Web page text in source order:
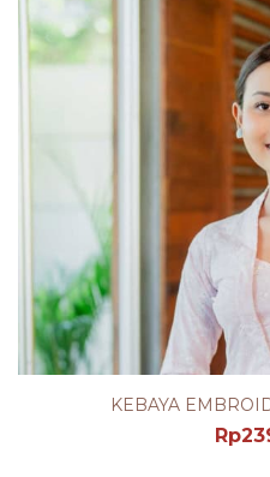
KEBAYA
Rp